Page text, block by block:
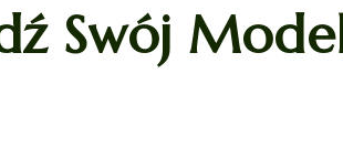
Swój